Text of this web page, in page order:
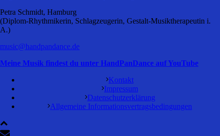
Petra Schmidt, Hamburg
(Diplom-Rhythmikerin, Schlagzeugerin, Gestalt-Musiktherapeutin i.
A.)
music@handpandance.de
Meine Musik findest du unter HandPanDance auf YouTube
Kontakt
Impressum
Datenschutzerklärung
Allgemeine Informationsvertragsbedingungen